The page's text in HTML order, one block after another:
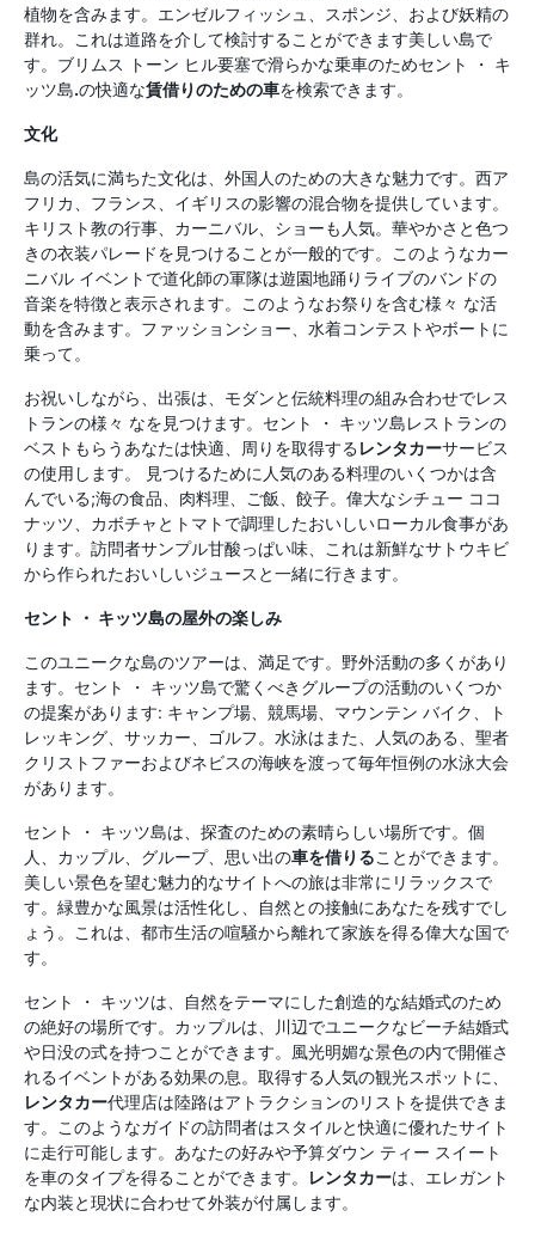
植物を含みます。エンゼルフィッシュ、スポンジ、および妖精の
群れ。これは道路を介して検討することができます美しい島で
す。ブリムス トーン ヒル要塞で滑らかな乗車のためセント ・ キ
ッツ島.の快適な賃借りのための車を検索できます。
文化
島の活気に満ちた文化は、外国人のための大きな魅力です。西ア
フリカ、フランス、イギリスの影響の混合物を提供しています。
キリスト教の行事、カーニバル、ショーも人気。華やかさと色つ
きの衣装パレードを見つけることが一般的です。このようなカー
ニバル イベントで道化師の軍隊は遊園地踊りライブのバンドの
音楽を特徴と表示されます。このようなお祭りを含む様々 な活
動を含みます。ファッションショー、水着コンテストやボートに
乗って。
お祝いしながら、出張は、モダンと伝統料理の組み合わせでレス
トランの様々 なを見つけます。セント ・ キッツ島レストランの
ベストもらうあなたは快適、周りを取得するレンタカーサービス
の使用します。 見つけるために人気のある料理のいくつかは含
んでいる;海の食品、肉料理、ご飯、餃子。偉大なシチュー ココ
ナッツ、カボチャとトマトで調理したおいしいローカル食事があ
ります。訪問者サンプル甘酸っぱい味、これは新鮮なサトウキビ
から作られたおいしいジュースと一緒に行きます。
セント ・ キッツ島の屋外の楽しみ
このユニークな島のツアーは、満足です。野外活動の多くがあり
ます。セント ・ キッツ島で驚くべきグループの活動のいくつか
の提案があります: キャンプ場、競馬場、マウンテン バイク、ト
レッキング、サッカー、ゴルフ。水泳はまた、人気のある、聖者
クリストファーおよびネビスの海峡を渡って毎年恒例の水泳大会
があります。
セント ・ キッツ島は、探査のための素晴らしい場所です。個
人、カップル、グループ、思い出の車を借りることができます。
美しい景色を望む魅力的なサイトへの旅は非常にリラックスで
す。緑豊かな風景は活性化し、自然との接触にあなたを残すでし
ょう。これは、都市生活の喧騒から離れて家族を得る偉大な国で
す。
セント ・ キッツは、自然をテーマにした創造的な結婚式のため
の絶好の場所です。カップルは、川辺でユニークなビーチ結婚式
や日没の式を持つことができます。風光明媚な景色の内で開催さ
れるイベントがある効果の息。取得する人気の観光スポットに、
レンタカー代理店は陸路はアトラクションのリストを提供できま
す。このようなガイドの訪問者はスタイルと快適に優れたサイト
に走行可能します。あなたの好みや予算ダウン ティー スイート
を車のタイプを得ることができます。
レンタカーは、エレガント
な内装と現状に合わせて外装が付属します。